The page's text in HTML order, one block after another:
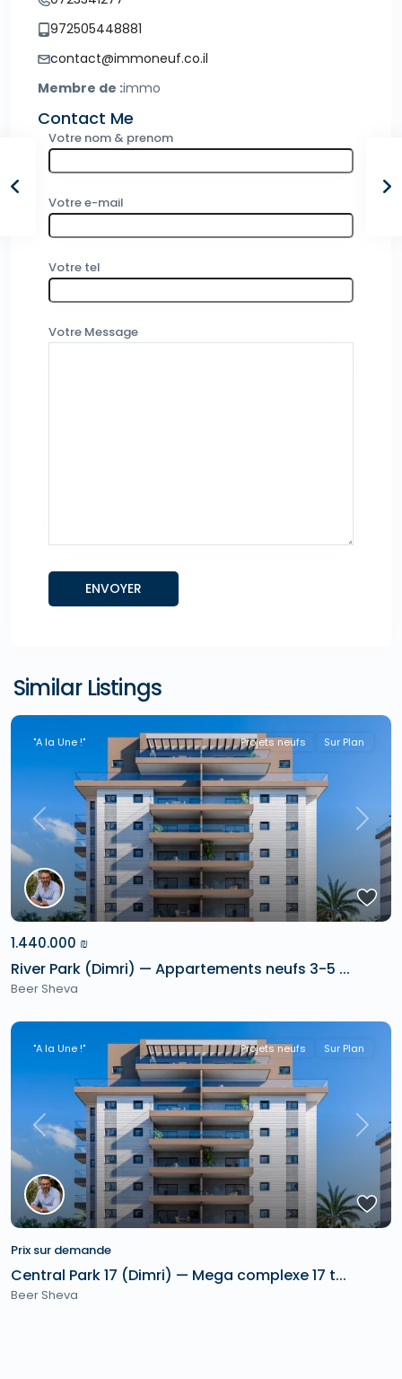
972505448881
contact@immoneuf.co.il
Membre de :immo
Contact Me
Votre nom & prenom
Votre e-mail
Votre tel
Votre Message
Similar Listings
Previous Next
"A la Une !" Projets neufs Sur Plan
1.440.000 ₪
River Park (Dimri) — Appartements neufs 3-5 ...
Beer Sheva
Previous Next
"A la Une !" Projets neufs Sur Plan
Prix sur demande
Central Park 17 (Dimri) — Mega complexe 17 t...
Beer Sheva